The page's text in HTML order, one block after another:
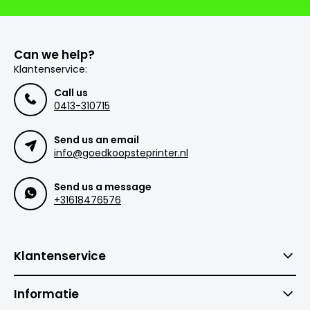
Can we help?
Klantenservice:
Call us
0413-310715
Send us an email
info@goedkoopsteprinter.nl
Send us a message
+31618476576
Klantenservice
Informatie